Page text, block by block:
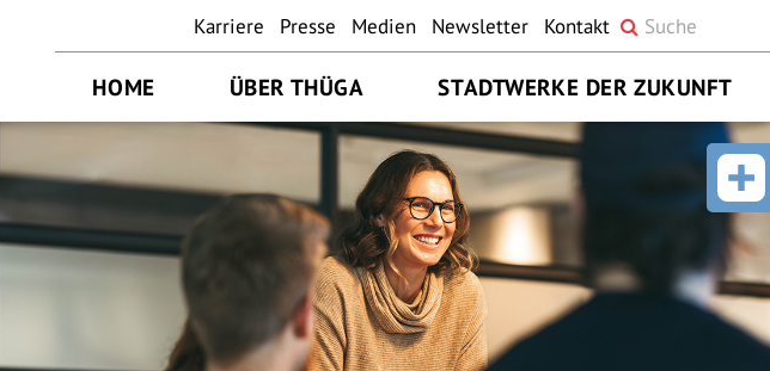
Karriere Presse Medien Newsletter Kontakt
HOME ÜBER THÜGA STADTWERKE DER ZUKUNFT